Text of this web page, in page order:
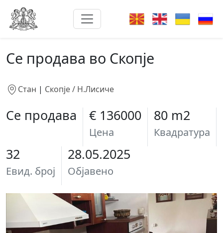
Се продава во Скопје
Стан | Скопје / Н.Лисиче
Се продава € 136000
Цена
80 m2
Квадратура
32
Евид. број
28.05.2025
Објавено